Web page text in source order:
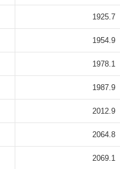
1925.7
1954.9
1978.1
1987.9
2012.9
2064.8
2069.1